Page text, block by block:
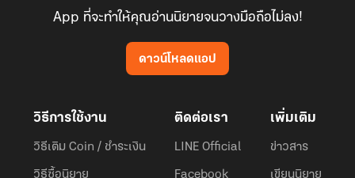
App ที่จะทำให้คุณอ่านนิยายจนวางมือถือไม่ลง!
ดาวน์โหลดแอป
วิธีการใช้งาน
วิธีเติม Coin / ชำระเงิน
วิธีซื้อนิยาย
ติดต่อเรา
LINE Official
Facebook
เพิ่มเติม
ข่าวสาร
เขียนนิยาย